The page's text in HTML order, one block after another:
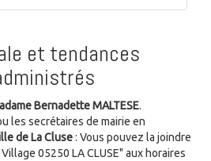
et tendances
Bernadette MALTESE.
les secrétaires de mairie en
de La Cluse: Vous pouvez la joindre
05250 LA CLUSE" aux horaires